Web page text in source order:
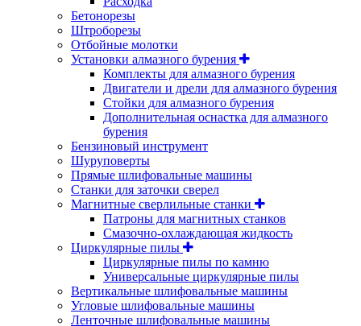
Бетонорезы
Штроборезы
Отбойные молотки
Установки алмазного бурения
Комплекты для алмазного бурения
Двигатели и дрели для алмазного бурения
Стойки для алмазного бурения
Дополнительная оснастка для алмазного
бурения
Бензиновый инструмент
Шуруповерты
Прямые шлифовальные машины
Станки для заточки сверел
Магнитные сверлильные станки
Патроны для магнитных станков
Смазочно-охлаждающая жидкость
Циркулярные пилы
Циркулярные пилы по камню
Универсальные циркулярные пилы
Вертикальные шлифовальные машины
Угловые шлифовальные машины
Ленточные шлифовальные машины